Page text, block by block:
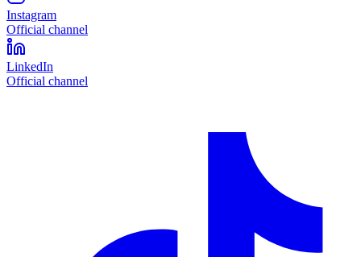
Instagram
Official channel
LinkedIn
Official channel